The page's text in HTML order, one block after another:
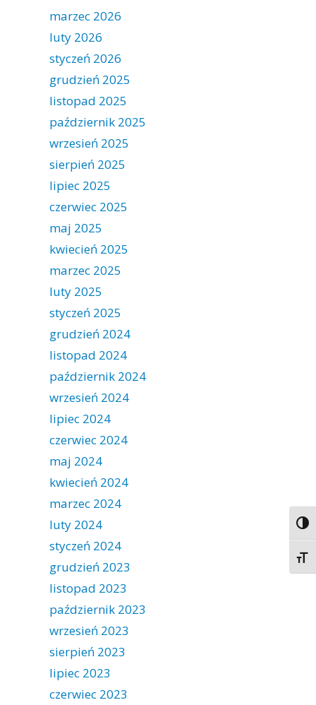
marzec 2026
luty 2026
styczeń 2026
grudzień 2025
listopad 2025
październik 2025
wrzesień 2025
sierpień 2025
lipiec 2025
czerwiec 2025
maj 2025
kwiecień 2025
marzec 2025
luty 2025
styczeń 2025
grudzień 2024
listopad 2024
październik 2024
wrzesień 2024
lipiec 2024
czerwiec 2024
maj 2024
kwiecień 2024
marzec 2024
luty 2024
styczeń 2024
grudzień 2023
listopad 2023
październik 2023
wrzesień 2023
sierpień 2023
lipiec 2023
czerwiec 2023